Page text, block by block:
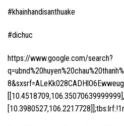
#khainhandisanthuake
#dichuc
https://www.google.com/search?
[[10.4518709,106.35070639999999],